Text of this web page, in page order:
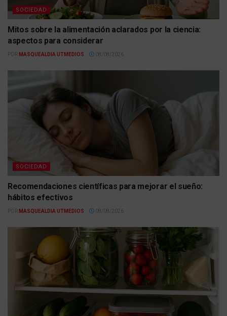
SOCIEDAD
Mitos sobre la alimentación aclarados por la ciencia:
aspectos para considerar
POR MASQUEALDIA UTMEDIOS 08/08/2026
SOCIEDAD
Recomendaciones científicas para mejorar el sueño:
hábitos efectivos
POR MASQUEALDIA UTMEDIOS 08/08/2026